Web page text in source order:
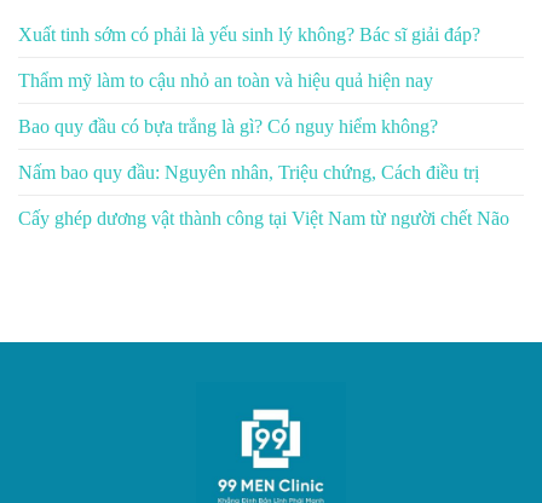
Xuất tinh sớm có phải là yếu sinh lý không? Bác sĩ giải đáp?
Thẩm mỹ làm to cậu nhỏ an toàn và hiệu quả hiện nay
Bao quy đầu có bựa trắng là gì? Có nguy hiểm không?
Nấm bao quy đầu: Nguyên nhân, Triệu chứng, Cách điều trị
Cấy ghép dương vật thành công tại Việt Nam từ người chết Não